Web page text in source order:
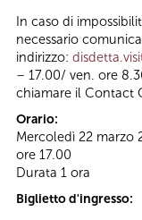
In caso di
necessario
indirizzo:
– 17.00/ ven. ore
chiamare il Contact
Orario:
Mercoledì 22 marzo
ore 17.00
Durata 1 ora
Biglietto d'ingresso: